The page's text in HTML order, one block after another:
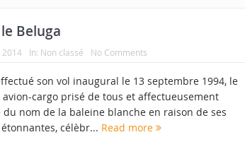
Beluga
2014 In: Non classé No Comments
son vol inaugural le 13 septembre 1994, le
avion-cargo prisé de tous et affectueusement
du nom de la baleine blanche en raison de ses
célèbr... Read more